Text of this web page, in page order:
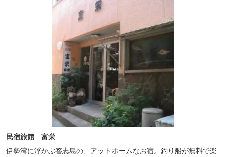
民宿旅館 富栄
伊勢湾に浮かぶ答志島の、アットホームなお宿。釣り船が無料で楽